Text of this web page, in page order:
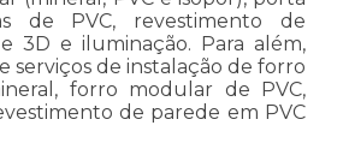
de PVC, revestimento de
3D e iluminação. Para além,
serviços de instalação de forro
forro modular de PVC,
de parede em PVC